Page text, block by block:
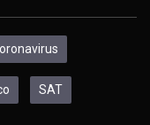
SAT